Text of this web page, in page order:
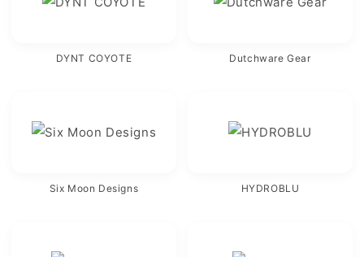
DYNT COYOTE Dutchware Gear
Six Moon Designs HYDROBLU